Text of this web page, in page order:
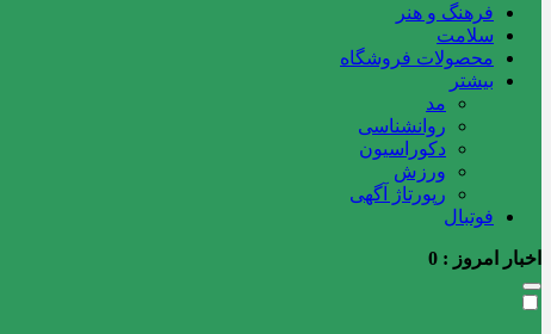
فرهنگ و هنر
سلامت
محصولات فروشگاه
بیشتر
مد
روانشناسی
دکوراسیون
ورزش
رپورتاژ آگهی
فوتبال
اخبار امروز : 0